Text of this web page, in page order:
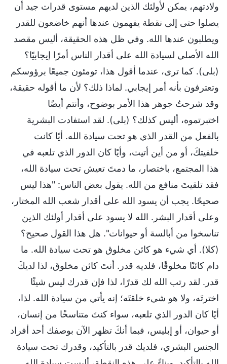
ولادتهم، يمكن لأولئك الذين لديهم مستوى قدرات جيد أن
يصلوا حتى إلى نقطة يفهمون عندها أنهم خاضعون للقدر
ويطلبون عندها الله. وفي ظل هذه الحقيقة، أليس مقصد
الله الأصلي لسيادة الله على أقدار الناس أمرًا إيجابيًا؟
(بلى). كما ترى، عندما أقول هذا، تومئون جميعًا برؤوسكم
وتعترفون بأنه أمر إيجابي. لماذا ذلك؟ لأن ما أقوله حقيقة،
وقد شرحتُ جوهر هذا الأمر بوضوح، وأنتم أيضًا
اختبرتموه، أليس كذلك؟ (بلى). لقد استفادت البشرية
بالفعل من القدر الذي هو تحت سيادة الله. أيًا كانت
خلفيتكَ، أو من أين أتيت، وأيًا كان الدور الذي تلعبه في
هذا المجتمع، باختصار، ما دمتَ تعيش تحت سيادة الله،
فقد تلقيتَ منافع من الله. يقول بعض الناس: "هذا ليس
صحيحًا. يجب أن يسود الله على أقدار شعب الله المختار،
وعلى أقدار البشر. الله لا يسود على أقدار أولئك الذين
تناسخوا من أبالسة أو حيوانات". هل هذا القول صحيح؟
(كلا). أي شيء هو كائن مخلوق هو تحت سيادة الله. ما
دام كائنًا مخلوقًا، فلديه قدر. أنتَ كائن مخلوق، لذا لديكَ
قدر. لقد رتب الله لك قدرًا، لذا فإن قدرك ليس شيئًا
اخترتَه، ولا هو شيء خلقتَه؛ إنه يأتي من سيادة الله. لذا،
أيًا كان الدور الذي تلعبه، سواء كنتَ متناسخًا من إنسان،
أو حيوان، أو إبليس، فبما أنكَ تظهر الآن بوصفك أحد أفراد
الجنس البشري، فلديك قدر بالتأكيد، وقدرك تحت سيادة